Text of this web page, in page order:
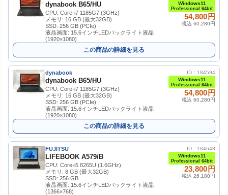
dynabook B65/HU
CPU: Core-i7 1185G7 (3GHz)
メモリ: 16 GB (最大32GB)
SSD: 256 GB (PCIe)
液晶画面: 15.6インチLEDバックライト液晶
(1920×1080)
Windows11
Professional 64bit
54,800円
税込 60,280円
この商品の詳細を見る
dynabook
dynabook B65/HU
CPU: Core-i7 1185G7 (3GHz)
メモリ: 16 GB (最大32GB)
SSD: 256 GB (PCIe)
液晶画面: 15.6インチLEDバックライト液晶
(1920×1080)
ID：184594
Windows11
Professional 64bit
54,800円
税込 60,280円
この商品の詳細を見る
FUJITSU
LIFEBOOK A579/B
CPU: Core-i5 8265U (1.6GHz)
メモリ: 8 GB (最大32GB)
SSD: 256 GB
液晶画面: 15.6インチLEDバックライト液晶
(1366×768)
ID：184648
Windows11
Professional 64bit
23,800円
税込 26,180円